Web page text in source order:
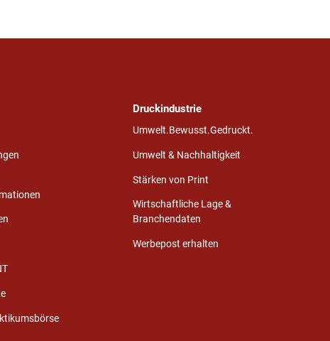
Druckindustrie
Umwelt.Bewusst.Gedruckt.
Umwelt & Nachhaltigkeit
Stärken von Print
Wirtschaftliche Lage &
Branchendaten
Werbepost erhalten